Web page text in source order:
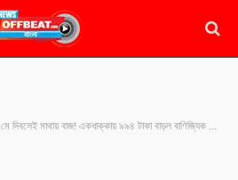
মে দিবসেই মাথায় বাজ! একধাক্কায় ৯৯৪ টাকা বাড়ল বাণিজ্যিক গ্যাস, হোটেলের খাবারেও কি এবার আগুন?